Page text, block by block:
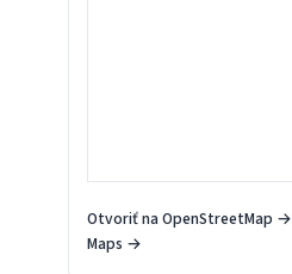
Otvoriť na OpenStreetMap →
Maps →